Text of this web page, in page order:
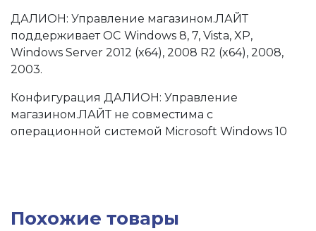
ДАЛИОН: Управление магазином.ЛАЙТ
поддерживает ОС Windows 8, 7, Vista, XP,
Windows Server 2012 (x64), 2008 R2 (x64), 2008,
2003.
Конфигурация ДАЛИОН: Управление
магазином.ЛАЙТ не совместима с
операционной системой Microsoft Windows 10
Похожие товары